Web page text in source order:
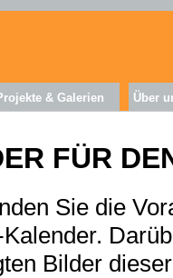
& Galerien Über
FÜR
Sie die
Bilder